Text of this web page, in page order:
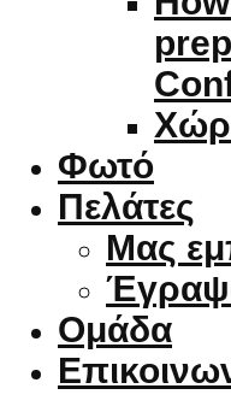
Φωτό
Πελάτες
Μας
Ομάδα